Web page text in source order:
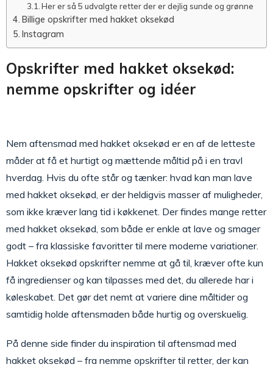
Her er så 5 udvalgte retter der er dejlig sunde og grønne
Billige opskrifter med hakket oksekød
Instagram
Opskrifter med hakket oksekød:
nemme opskrifter og idéer
Nem aftensmad med hakket oksekød er en af de letteste
måder at få et hurtigt og mættende måltid på i en travl
hverdag. Hvis du ofte står og tænker: hvad kan man lave
med hakket oksekød, er der heldigvis masser af muligheder,
som ikke kræver lang tid i køkkenet. Der findes mange retter
med hakket oksekød, som både er enkle at lave og smager
godt – fra klassiske favoritter til mere moderne variationer.
Hakket oksekød opskrifter nemme at gå til, kræver ofte kun
få ingredienser og kan tilpasses med det, du allerede har i
køleskabet. Det gør det nemt at variere dine måltider og
samtidig holde aftensmaden både hurtig og overskuelig.
På denne side finder du inspiration til aftensmad med
hakket oksekød – fra nemme opskrifter til retter, der kan